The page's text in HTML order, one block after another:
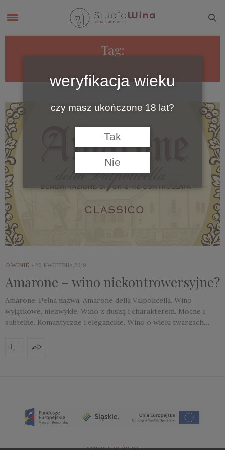
Tag:
O WINIE 26 KWIETNIA 2019
Amarone – wino niekontrowersyjne?
Amarone. Pełna nazwa: Amarone della Valpolicella. Wino
wyjątkowe, niezwykłe. Wino z duszą i charakterem. Mocne i
subtelne. Romantyczne i eleganckie. Wino o wielu twarzach…
weryfikacja wieku
czy masz ukończone 18 lat?
Tak
Nie